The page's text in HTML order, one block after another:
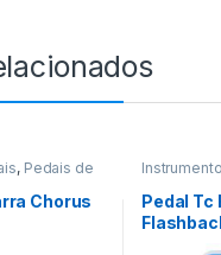
, Pedais de
Chorus
Pedal Tc